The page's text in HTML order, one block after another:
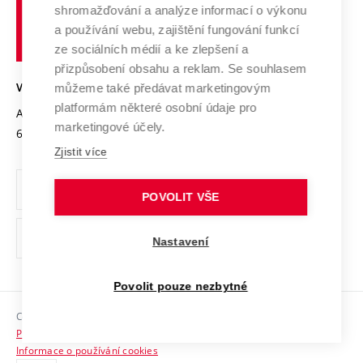
Transfer znalostí
Open Science
Projekty
Projekty ze strukturálních fondů
Specifický výzkum
Služby univerzity
Mezinárodní dohody
Univerzitní sítě
Udržitelná univerzita
Podnikavá univerzita / ContriBUTe
Bezpečná univerzita
Vyznamenání
Organizační struktura
Ochrana osobních údajů
odkaz)
Sociální bezpečí
HR Award
učení
technické
VYSOKÉ UČENÍ TECHNICKÉ V BRNĚ
Antonínská 548/1
602 00 Brno
www.vut.cz
vut@vutbr.cz
Copyright © 2026 VUT
Prohlášení o přístupnosti
Informace o používání cookies
shromažďování a analýze informací o výkonu
a používání webu, zajištění fungování funkcí
ze sociálních médií a ke zlepšení a
přizpůsobení obsahu a reklam. Se souhlasem
můžeme také předávat marketingovým
platformám některé osobní údaje pro
marketingové účely.
Zjistit více
POVOLIT VŠE
Nastavení
Povolit pouze nezbytné